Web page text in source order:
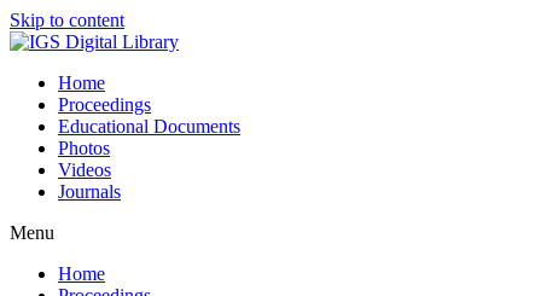
Skip to content
Home
Proceedings
Educational Documents
Photos
Videos
Journals
Menu
Home